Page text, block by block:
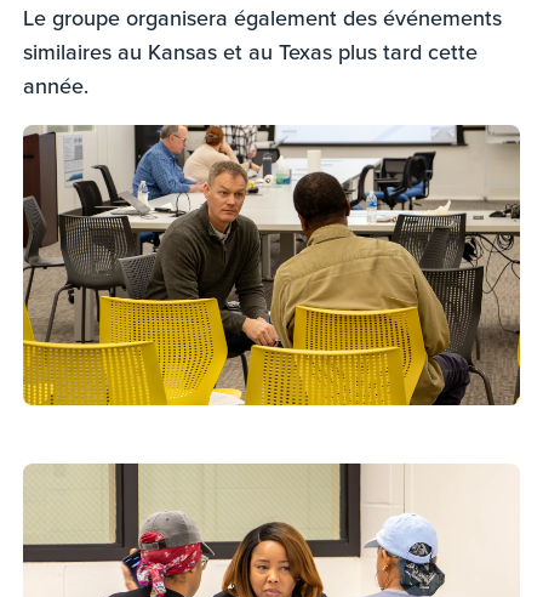
Le groupe organisera également des événements
similaires au Kansas et au Texas plus tard cette
année.